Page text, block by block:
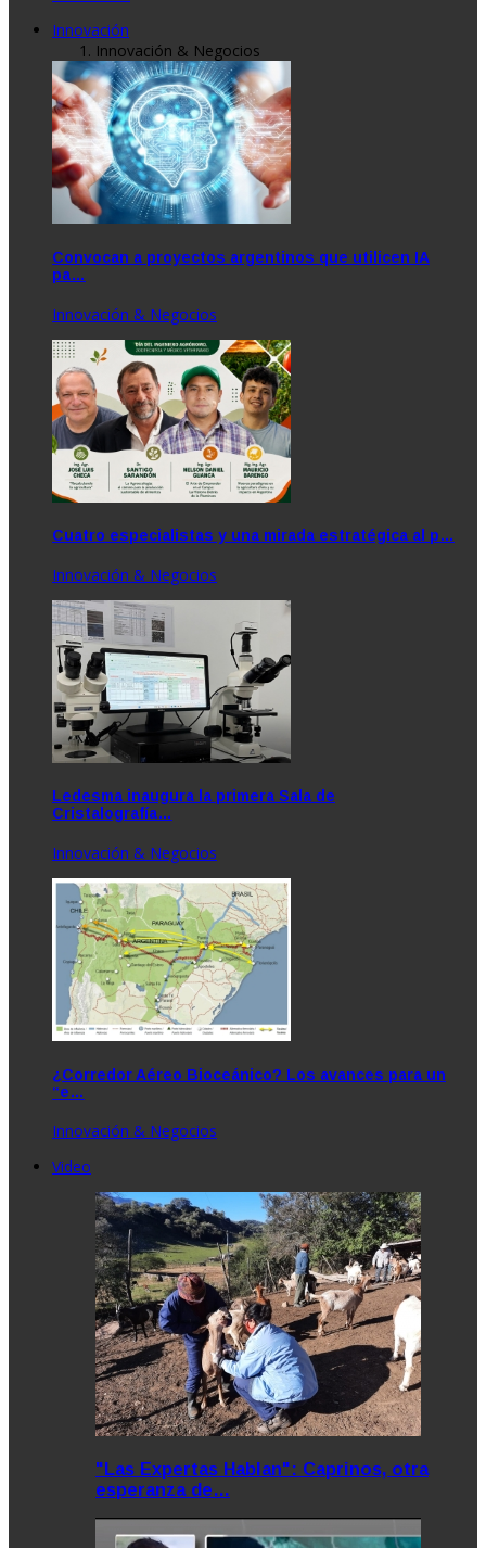
Innovación
Innovación & Negocios
Convocan a proyectos argentinos que utilicen IA
pa…
Innovación & Negocios
Cuatro especialistas y una mirada estratégica al p…
Innovación & Negocios
Ledesma inaugura la primera Sala de
Cristalografía…
Innovación & Negocios
¿Corredor Aéreo Bioceánico? Los avances para un
“e…
Innovación & Negocios
Video
"Las Expertas Hablan": Caprinos, otra
esperanza de…